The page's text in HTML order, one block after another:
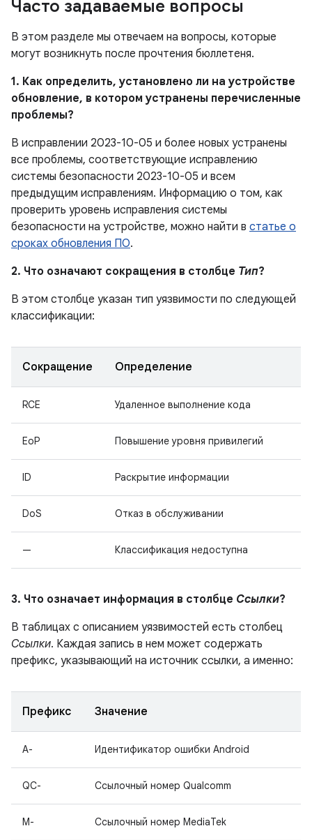
Часто задаваемые вопросы
В этом разделе мы отвечаем на вопросы, которые
могут возникнуть после прочтения бюллетеня.
1. Как определить, установлено ли на устройстве
обновление, в котором устранены перечисленные
проблемы?
В исправлении 2023-10-05 и более новых устранены
все проблемы, соответствующие исправлению
системы безопасности 2023-10-05 и всем
предыдущим исправлениям. Информацию о том, как
проверить уровень исправления системы
безопасности на устройстве, можно найти в статье о
сроках обновления ПО.
2. Что означают сокращения в столбце Тип?
В этом столбце указан тип уязвимости по следующей
классификации:
Сокращение Определение
RCE Удаленное выполнение кода
EoP Повышение уровня привилегий
ID Раскрытие информации
DoS Отказ в обслуживании
— Классификация недоступна
3. Что означает информация в столбце Ссылки?
В таблицах с описанием уязвимостей есть столбец
Ссылки. Каждая запись в нем может содержать
префикс, указывающий на источник ссылки, а именно:
Префикс Значение
A- Идентификатор ошибки Android
QC- Ссылочный номер Qualcomm
M- Ссылочный номер MediaTek